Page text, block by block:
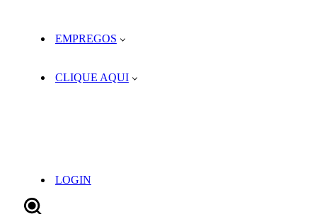
EMPREGOS
CLIQUE AQUI
LOGIN